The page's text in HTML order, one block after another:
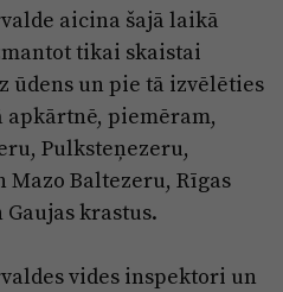
aicina šajā laikā
tikai skaistai
ūdens un pie tā izvēlēties
piemēram,
Pulksteņezeru,
Mazo Baltezeru, Rīgas
krastus.
vides inspektori un